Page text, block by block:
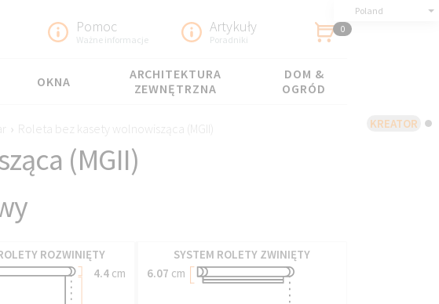
KREATOR
Poland
Pomoc
Ważne informacje
Artykuły
Poradniki
0
OKNA
ARCHITEKTURA
ZEWNĘTRZNA
DOM &
OGRÓD
› Roleta bez kasety wolnowisząca (MGII)
(MGII)
ROZWINIĘTY
4.4cm
SYSTEM ROLETY ZWINIĘTY
6.07 cm